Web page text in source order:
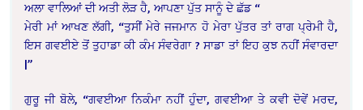
ਅਲਾ ਵਾਲਿਆਂ ਦੀ ਅਤੀ ਲੋੜ ਹੈ, ਆਪਣਾ ਪੁੱਤ ਸਾਨੂੰ ਦੇ ਛੱਡ “
ਮੇਰੀ ਮਾਂ ਆਖਣ ਲੱਗੀ, “ਤੁਸੀਂ ਮੇਰੇ ਜਜਮਾਨ ਹੋ ਮੇਰਾ ਪੁੱਤਰ ਤਾਂ ਰਾਗ ਪ੍ਰੇਮੀ ਹੈ,
ਇਸ ਗਵਈਏ ਤੋਂ ਤੁਹਾਡਾ ਕੀ ਕੰਮ ਸੰਵਰੇਗਾ ? ਸਾਡਾ ਤਾਂ ਇਹ ਕੁਝ ਨਹੀਂ ਸੰਵਾਰਦਾ
|”
ਗੁਰੂ ਜੀ ਬੋਲੇ, “ਗਵਈਆ ਨਿਕੰਮਾ ਨਹੀਂ ਹੁੰਦਾ, ਗਵਈਆ ਤੇ ਕਵੀ ਦੋਵੇਂ ਮਰਦ,